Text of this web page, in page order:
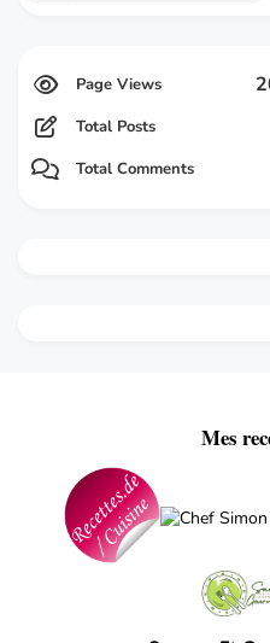
Total Posts
Total Comments
Mes